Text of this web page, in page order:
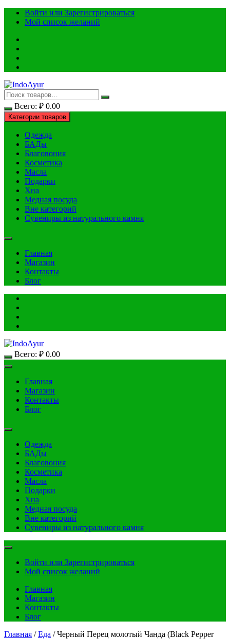
ПерейтиВойти или Зарегистрироваться
Мой список желаний
Всего: ₽ 0.00
Категории товаров
Одежда
БАДы
Благовония
Косметика
Масла
Подарки
Хна
Медная посуда
Вне категорий
Сувениры из натурального камня
Главная
Магазин
Контакты
Блог
Всего: ₽ 0.00
Главная
Магазин
Контакты
Блог
Одежда
БАДы
Благовония
Косметика
Масла
Подарки
Хна
Медная посуда
Вне категорий
Сувениры из натурального камня
Войти или Зарегистрироваться
Мой список желаний
Главная
Магазин
Контакты
Блог
Главная /Еда / Черный Перец молотый Чанда (Black Pepper